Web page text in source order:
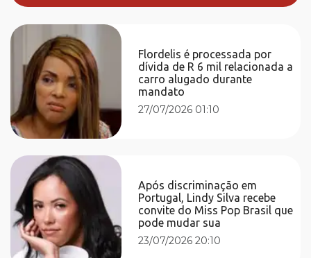
Flordelis é processada por
dívida de R 6 mil relacionada a
carro alugado durante
mandato
27/07/2026 01:10
Após discriminação em
Portugal, Lindy Silva recebe
convite do Miss Pop Brasil que
pode mudar sua
23/07/2026 20:10